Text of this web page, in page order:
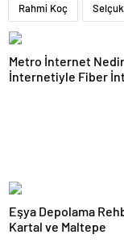
Rahmi Koç Selçuk
Metro İnternet
İnternetiyle Fiber
Eşya Depolama
Kartal ve Maltepe